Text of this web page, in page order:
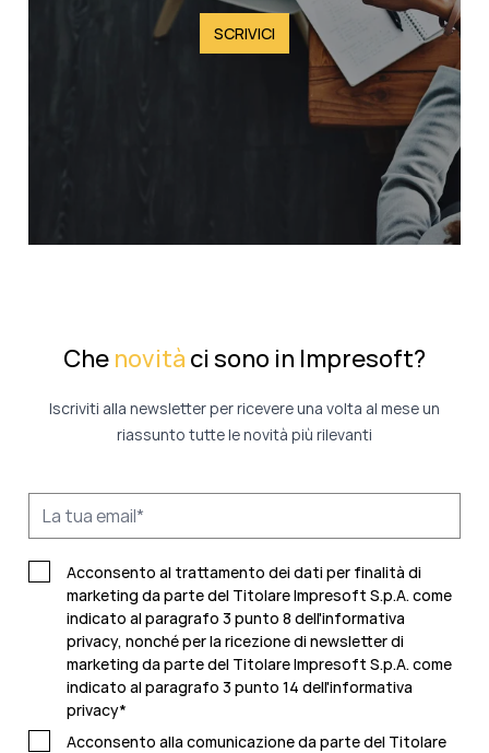
SCRIVICI
Che novità ci sono in Impresoft?
Iscriviti alla newsletter per ricevere una volta al mese un
riassunto tutte le novità più rilevanti
Acconsento al trattamento dei dati per finalità di
marketing da parte del Titolare Impresoft S.p.A. come
indicato al paragrafo 3 punto 8 dell'informativa
privacy, nonché per la ricezione di newsletter di
marketing da parte del Titolare Impresoft S.p.A. come
indicato al paragrafo 3 punto 14 dell'informativa
privacy*
Acconsento alla comunicazione da parte del Titolare